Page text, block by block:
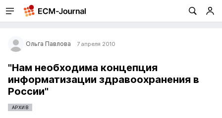
Ольга Павлова 7 апреля 2010
"Нам необходима концепция
информатизации здравоохранения в
России"
АРХИВ